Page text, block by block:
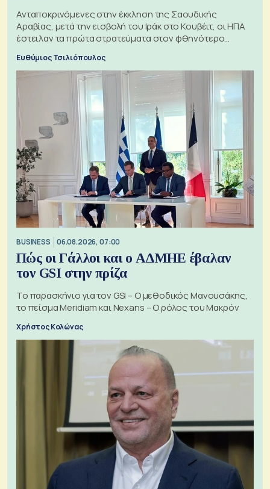
Ανταποκρινόμενες στην έκκληση της Σαουδικής
Αραβίας, μετά την εισβολή του Ιράκ στο Κουβέιτ, οι ΗΠΑ
έστειλαν τα πρώτα στρατεύματα στον φθηνότερο
Ευθύμιος Τσιλιόπουλος
BUSINESS 06.08.2026, 07:00
Πώς οι Γάλλοι και ο ΑΔΜΗΕ έβαλαν
τον GSI στην πρίζα
Το παρασκήνιο για τον GSI – Ο μεθοδικός Μανουσάκης,
το πείσμα Meridiam και Nexans – Ο ρόλος του Μακρόν
Χρήστος Κολώνας